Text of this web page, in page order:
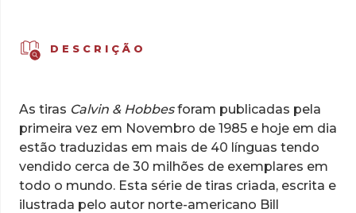
Debaixo
da
DESCRIÇÃO
As tiras Calvin & Hobbesforam publicadas pela
primeira vez em Novembro de 1985 e hoje em dia
estão traduzidas em mais de 40 línguas tendo
vendido cerca de 30 milhões de exemplares em
todo o mundo. Esta série de tiras criada, escrita e
ilustrada pelo autor norte-americano Bill